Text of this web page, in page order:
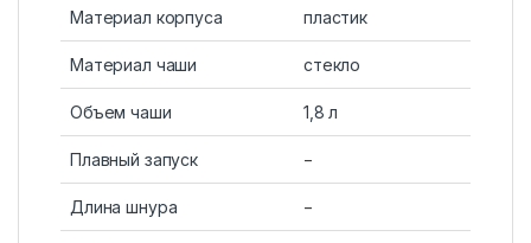
Материал корпуса пластик
Материал чаши стекло
Объем чаши 1,8 л
Плавный запуск −
Длина шнура −